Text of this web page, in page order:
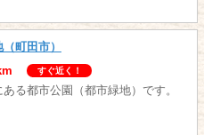
町田市）
すぐ近く！
る都市公園（都市緑地）です。